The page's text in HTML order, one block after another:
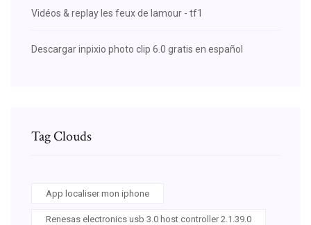
Vidéos & replay les feux de lamour - tf1
Descargar inpixio photo clip 6.0 gratis en español
Tag Clouds
App localiser mon iphone
Renesas electronics usb 3.0 host controller 2.1.39.0